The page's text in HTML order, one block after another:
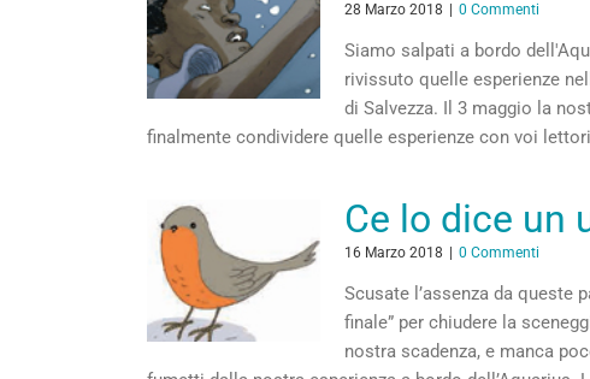
28 Marzo 2018 0 Commenti
Siamo salpati a bordo
rivissuto quelle esperienze
di Salvezza. Il 3 maggio la
finalmente condividere quelle esperienze con voi
Ce lo dice un
16 Marzo 2018 0 Commenti
Scusate l’assenza da queste
finale” per chiudere la
nostra scadenza, e manca